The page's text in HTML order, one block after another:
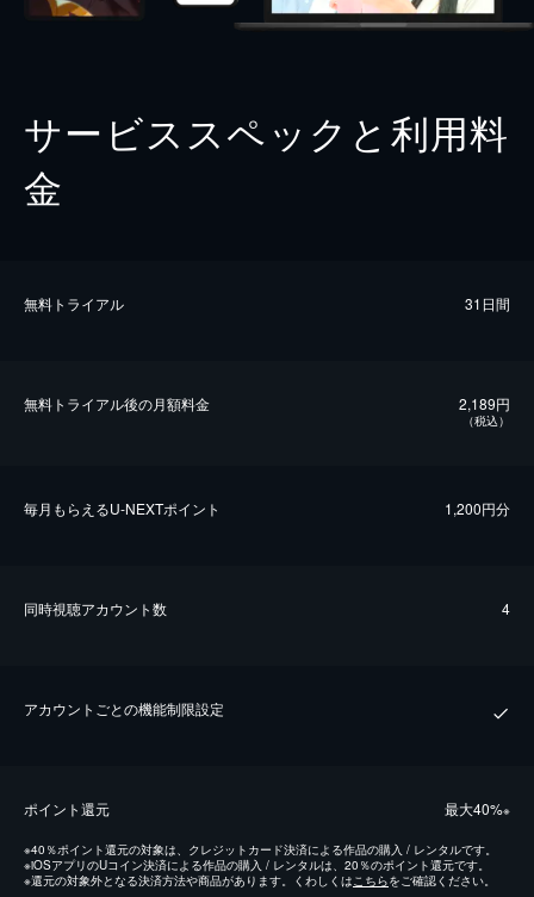
サービススペックと利用料
金
無料トライアル 31日間
無料トライアル後の⽉額料金 2,189円
（税込）
毎⽉もらえるU-NEXTポイント 1,200円分
同時視聴アカウント数 4
アカウントごとの機能制限設定
ポイント還元 最⼤40%※
※40％ポイント還元の対象は、クレジットカード決済による作品の購入 / レンタルです。
※iOSアプリのUコイン決済による作品の購入 / レンタルは、20％のポイント還元です。
※還元の対象外となる決済方法や商品があります。くわしくはこちらをご確認ください。